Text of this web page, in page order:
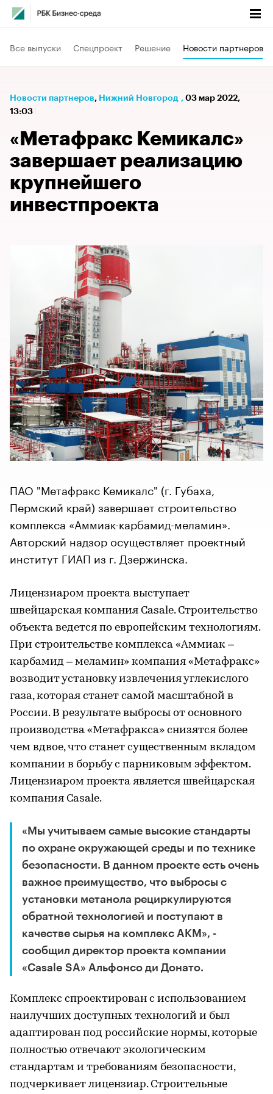
Все выпуски Спецпроект Решение Новости партнеров
Новости партнеров⁠, Нижний Новгород , 03 мар 2022,
13:03
«Метафракс Кемикалс»
завершает реализацию
крупнейшего
инвестпроекта
ПАО "Метафракс Кемикалс" (г. Губаха,
Пермский край) завершает строительство
комплекса «Аммиак-карбамид-меламин».
Авторский надзор осуществляет проектный
институт ГИАП из г. Дзержинска.
Лицензиаром проекта выступает
швейцарская компания Casale. Строительство
объекта ведется по европейским технологиям.
При строительстве комплекса «Аммиак –
карбамид – меламин» компания «Метафракс»
возводит установку извлечения углекислого
газа, которая станет самой масштабной в
России. В результате выбросы от основного
производства «Метафракса» снизятся более
чем вдвое, что станет существенным вкладом
компании в борьбу с парниковым эффектом.
Лицензиаром проекта является швейцарская
компания Casale.
«Мы учитываем самые высокие стандарты
по охране окружающей среды и по технике
безопасности. В данном проекте есть очень
важное преимущество, что выбросы с
установки метанола рециркулируются
обратной технологией и поступают в
качестве сырья на комплекс АКМ», -
сообщил директор проекта компании
«Casale SA» Альфонсо ди Донато.
Комплекс спроектирован с использованием
наилучших доступных технологий и был
адаптирован под российские нормы, которые
полностью отвечают экологическим
стандартам и требованиям безопасности,
подчеркивает лицензиар. Строительные